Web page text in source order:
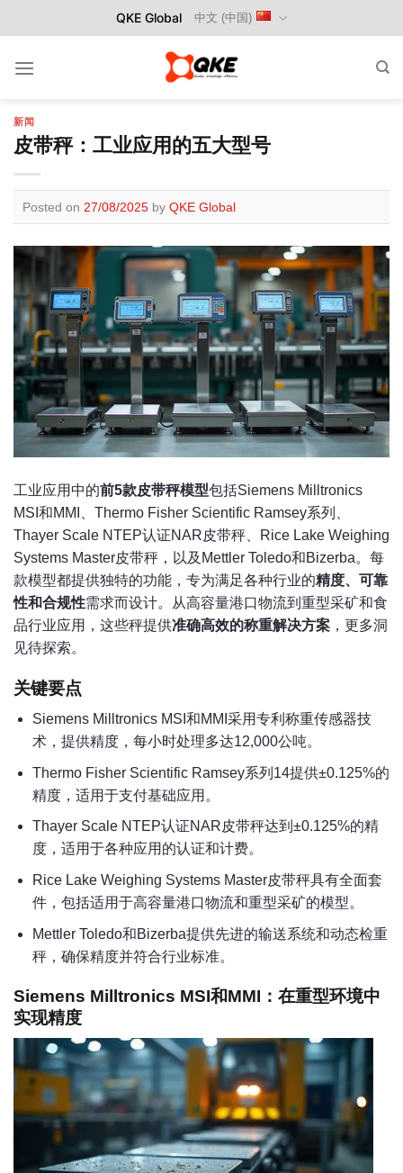
to
QKE Global 中文 (中国)
新闻
皮带秤：工业应用的五大型号
Posted on 27/08/2025 by QKE Global
工业应用中的前5款皮带秤模型包括Siemens Milltronics
MSI和MMI、Thermo Fisher Scientific Ramsey系列、
Thayer Scale NTEP认证NAR皮带秤、Rice Lake Weighing
Systems Master皮带秤，以及Mettler Toledo和Bizerba。每
款模型都提供独特的功能，专为满足各种行业的精度、可靠
性和合规性需求而设计。从高容量港口物流到重型采矿和食
品行业应用，这些秤提供准确高效的称重解决方案 ，更多洞
见待探索。
关键要点
Siemens Milltronics MSI和MMI采用专利称重传感器技
术，提供精度，每小时处理多达12,000公吨。
Thermo Fisher Scientific Ramsey系列14提供±0.125%的
精度，适用于支付基础应用。
Thayer Scale NTEP认证NAR皮带秤达到±0.125%的精
度，适用于各种应用的认证和计费。
Rice Lake Weighing Systems Master皮带秤具有全面套
件，包括适用于高容量港口物流和重型采矿的模型。
Mettler Toledo和Bizerba提供先进的输送系统和动态检重
秤，确保精度并符合行业标准。
Siemens Milltronics MSI和MMI：在重型环境中
实现精度